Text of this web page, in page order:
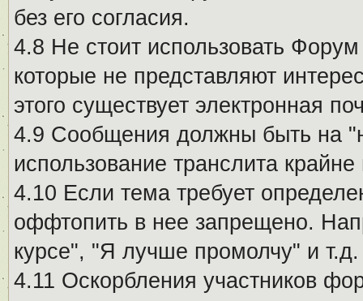
без его согласия.
4.8 Не стоит использовать
которые не представляют
этого существует электронная
4.9 Сообщения должны быть на
использование транслита
4.10 Если тема требует
оффтопить в нее запрещено.
курсе", "Я лучше промолчу" и
4.11 Оскорбления участников